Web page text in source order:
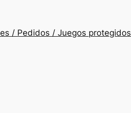
/ Pedidos / Juegos protegidos